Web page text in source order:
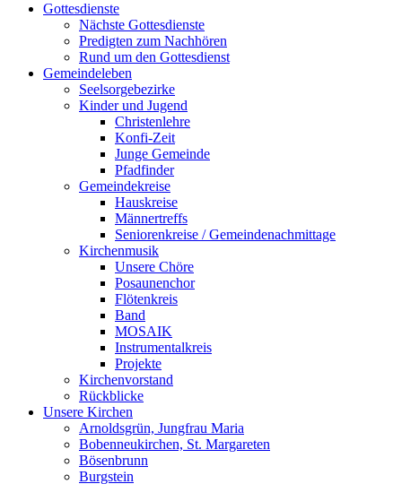
Gottesdienste
Nächste Gottesdienste
Predigten zum Nachhören
Rund um den Gottesdienst
Gemeindeleben
Seelsorgebezirke
Kinder und Jugend
Christenlehre
Konfi-Zeit
Junge Gemeinde
Pfadfinder
Gemeindekreise
Hauskreise
Männertreffs
Seniorenkreise / Gemeindenachmittage
Kirchenmusik
Unsere Chöre
Posaunenchor
Flötenkreis
Band
MOSAIK
Instrumentalkreis
Projekte
Kirchenvorstand
Rückblicke
Unsere Kirchen
Arnoldsgrün, Jungfrau Maria
Bobenneukirchen, St. Margareten
Bösenbrunn
Burgstein